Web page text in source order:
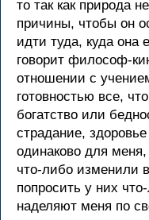
то так как природа
причины, чтобы он
идти туда, куда она
говорит философ-
отношении с
готовностью все,
богатство или
страдание,
одинаково для
что-либо изменили
попросить у них
наделяют меня по